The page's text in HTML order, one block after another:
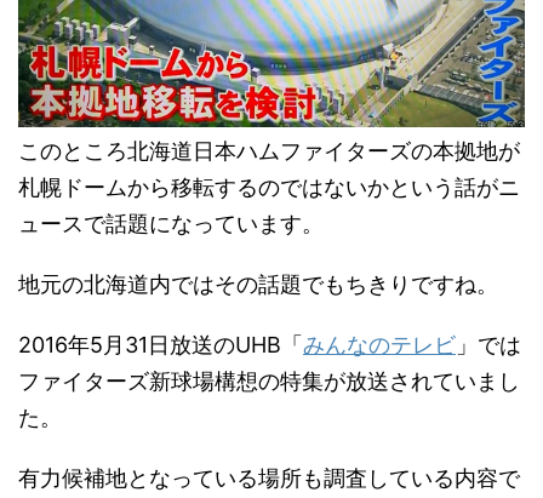
このところ北海道日本ハムファイターズの本拠地が
札幌ドームから移転するのではないかという話がニ
ュースで話題になっています。
地元の北海道内ではその話題でもちきりですね。
2016年5月31日放送のUHB「 みんなのテレビ 」では
ファイターズ新球場構想の特集が放送されていまし
た。
有力候補地となっている場所も調査している内容で